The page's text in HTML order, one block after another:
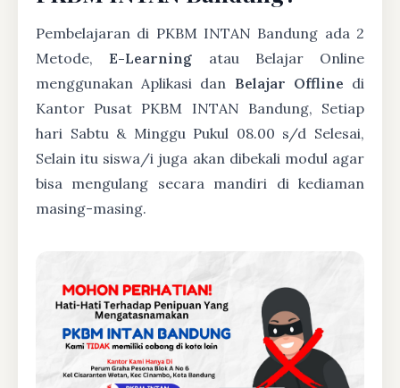
Pembelajaran di PKBM INTAN Bandung ada 2
Metode,E-Learning atau Belajar Online
menggunakan Aplikasi dan Belajar Offline di
Kantor Pusat PKBM INTAN Bandung, Setiap
hari Sabtu & Minggu Pukul 08.00 s/d Selesai,
Selain itu siswa/i juga akan dibekali modul agar
bisa mengulang secara mandiri di kediaman
masing-masing.